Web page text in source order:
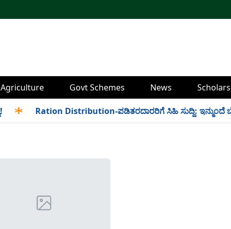
Agriculture Govt Schemes News
Ration Distribution-ಪಡಿತರದಾರರಿಗೆ ಸಿಹಿ ಸುದ್ದಿ: ಇನ್ಮುಂದೆ